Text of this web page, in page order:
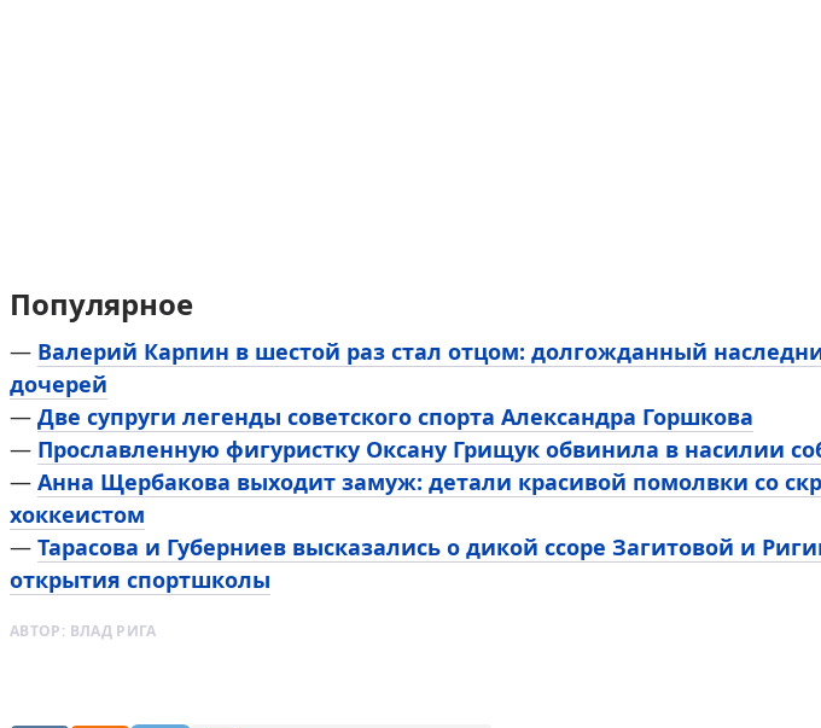
Популярное
— Валерий Карпин в шестой раз стал отцом: долгожданный
дочерей
— Две супруги легенды советского спорта Александра Горшкова
— Прославленную фигуристку Оксану Грищук обвинила в насилии
— Анна Щербакова выходит замуж: детали красивой помолвки со
хоккеистом
— Тарасова и Губерниев высказались о дикой ссоре Загитовой и
открытия спортшколы
АВТОР: ВЛАД РИГА